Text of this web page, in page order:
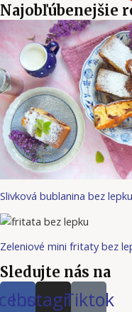
Najobľúbenejšie
Slivková bublanina bez lepku
Zeleniové mini fritaty bez
Sledujte nás na
Instagram
Tiktok